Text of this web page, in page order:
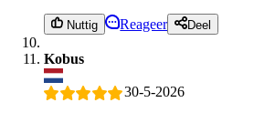
Nuttig Reageer Deel
Kobus
30-5-2026